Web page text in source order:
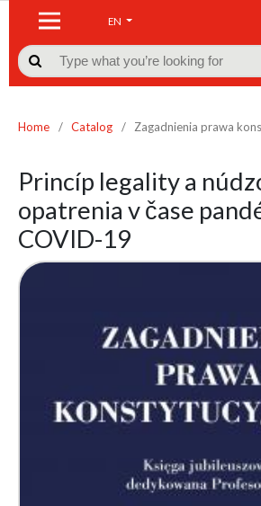
EN

Home / Catalog / Zagadnienia prawa
Princíp legality a
opatrenia v čase
COVID-19